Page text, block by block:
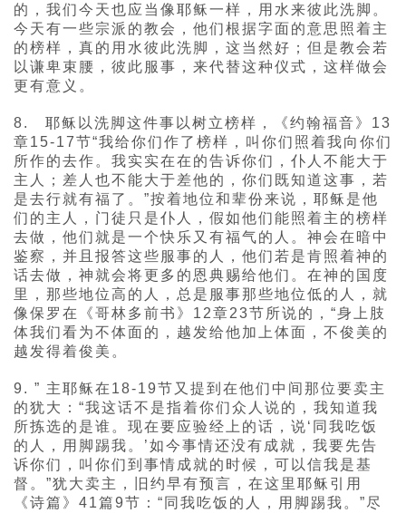
的，我们今天也应当像耶稣一样，用水来彼此洗脚。
今天有一些宗派的教会，他们根据字面的意思照着主
的榜样，真的用水彼此洗脚，这当然好；但是教会若
以谦卑束腰，彼此服事，来代替这种仪式，这样做会
更有意义。
8. 耶稣以洗脚这件事以树立榜样，《约翰福音》13
章15-17节“我给你们作了榜样，叫你们照着我向你们
所作的去作。我实实在在的告诉你们，仆人不能大于
主人；差人也不能大于差他的，你们既知道这事，若
是去行就有福了。”按着地位和辈份来说，耶稣是他
们的主人，门徒只是仆人，假如他们能照着主的榜样
去做，他们就是一个快乐又有福气的人。神会在暗中
鉴察，并且报答这些服事的人，他们若是肯照着神的
话去做，神就会将更多的恩典赐给他们。在神的国度
里，那些地位高的人，总是服事那些地位低的人，就
像保罗在《哥林多前书》12章23节所说的，“身上肢
体我们看为不体面的，越发给他加上体面，不俊美的
越发得着俊美。
9. ” 主耶稣在18-19节又提到在他们中间那位要卖主
的犹大：“我这话不是指着你们众人说的，我知道我
所拣选的是谁。现在要应验经上的话，说‘同我吃饭
的人，用脚踢我。’如今事情还没有成就，我要先告
诉你们，叫你们到事情成就的时候，可以信我是基
督。”犹大卖主，旧约早有预言，在这里耶稣引用
《诗篇》41篇9节：“同我吃饭的人，用脚踢我。”尽